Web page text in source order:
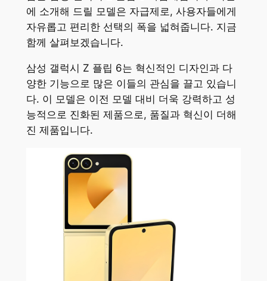
에 소개해 드릴 모델은 자급제로, 사용자들에게
자유롭고 편리한 선택의 폭을 넓혀줍니다. 지금
함께 살펴보겠습니다.
삼성 갤럭시 Z 플립 6는 혁신적인 디자인과 다
양한 기능으로 많은 이들의 관심을 끌고 있습니
다. 이 모델은 이전 모델 대비 더욱 강력하고 성
능적으로 진화된 제품으로, 품질과 혁신이 더해
진 제품입니다.